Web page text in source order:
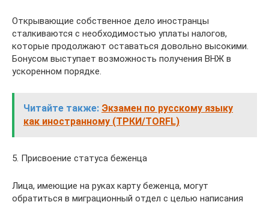
Открывающие собственное дело иностранцы
сталкиваются с необходимостью уплаты налогов,
которые продолжают оставаться довольно высокими.
Бонусом выступает возможность получения ВНЖ в
ускоренном порядке.
Читайте также: Экзамен по русскому языку
как иностранному (ТРКИ/TORFL)
5. Присвоение статуса беженца
Лица, имеющие на руках карту беженца, могут
обратиться в миграционный отдел с целью написания